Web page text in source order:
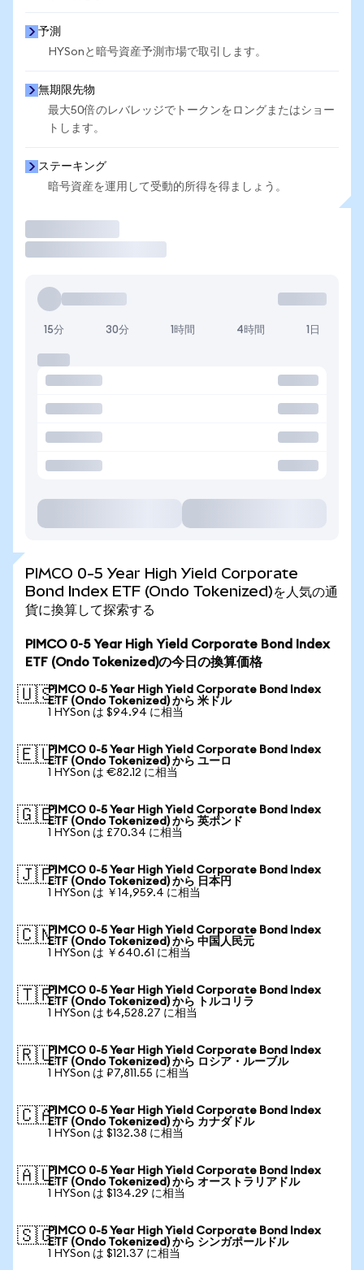
予測
HYSonと暗号資産予測市場で取引します。
無期限先物
最大50倍のレバレッジでトークンをロングまたはショー
トします。
ステーキング
暗号資産を運用して受動的所得を得ましょう。
15分 30分 1時間 4時間 1日
PIMCO 0-5 Year High Yield Corporate
Bond Index ETF (Ondo Tokenized)を人気の通
貨に換算して探索する
PIMCO 0-5 Year High Yield Corporate Bond Index
ETF (Ondo Tokenized)の今日の換算価格
🇺🇸PIMCO 0-5 Year High Yield Corporate Bond Index
ETF (Ondo Tokenized) から 米ドル
1 HYSon は $94.94 に相当
🇪🇺PIMCO 0-5 Year High Yield Corporate Bond Index
ETF (Ondo Tokenized) から ユーロ
1 HYSon は €82.12 に相当
🇬🇧PIMCO 0-5 Year High Yield Corporate Bond Index
ETF (Ondo Tokenized) から 英ポンド
1 HYSon は £70.34 に相当
🇯🇵PIMCO 0-5 Year High Yield Corporate Bond Index
ETF (Ondo Tokenized) から 日本円
1 HYSon は ￥14,959.4 に相当
🇨🇳PIMCO 0-5 Year High Yield Corporate Bond Index
ETF (Ondo Tokenized) から 中国人民元
1 HYSon は ￥640.61 に相当
🇹🇷PIMCO 0-5 Year High Yield Corporate Bond Index
ETF (Ondo Tokenized) から トルコリラ
1 HYSon は ₺4,528.27 に相当
🇷🇺PIMCO 0-5 Year High Yield Corporate Bond Index
ETF (Ondo Tokenized) から ロシア・ルーブル
1 HYSon は ₽7,811.55 に相当
🇨🇦PIMCO 0-5 Year High Yield Corporate Bond Index
ETF (Ondo Tokenized) から カナダドル
1 HYSon は $132.38 に相当
🇦🇺PIMCO 0-5 Year High Yield Corporate Bond Index
ETF (Ondo Tokenized) から オーストラリアドル
1 HYSon は $134.29 に相当
🇸🇬PIMCO 0-5 Year High Yield Corporate Bond Index
ETF (Ondo Tokenized) から シンガポールドル
1 HYSon は $121.37 に相当